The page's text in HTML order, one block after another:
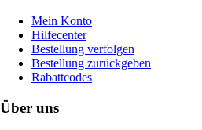
Mein Konto
Hilfecenter
Bestellung verfolgen
Bestellung zurückgeben
Rabattcodes
Über uns